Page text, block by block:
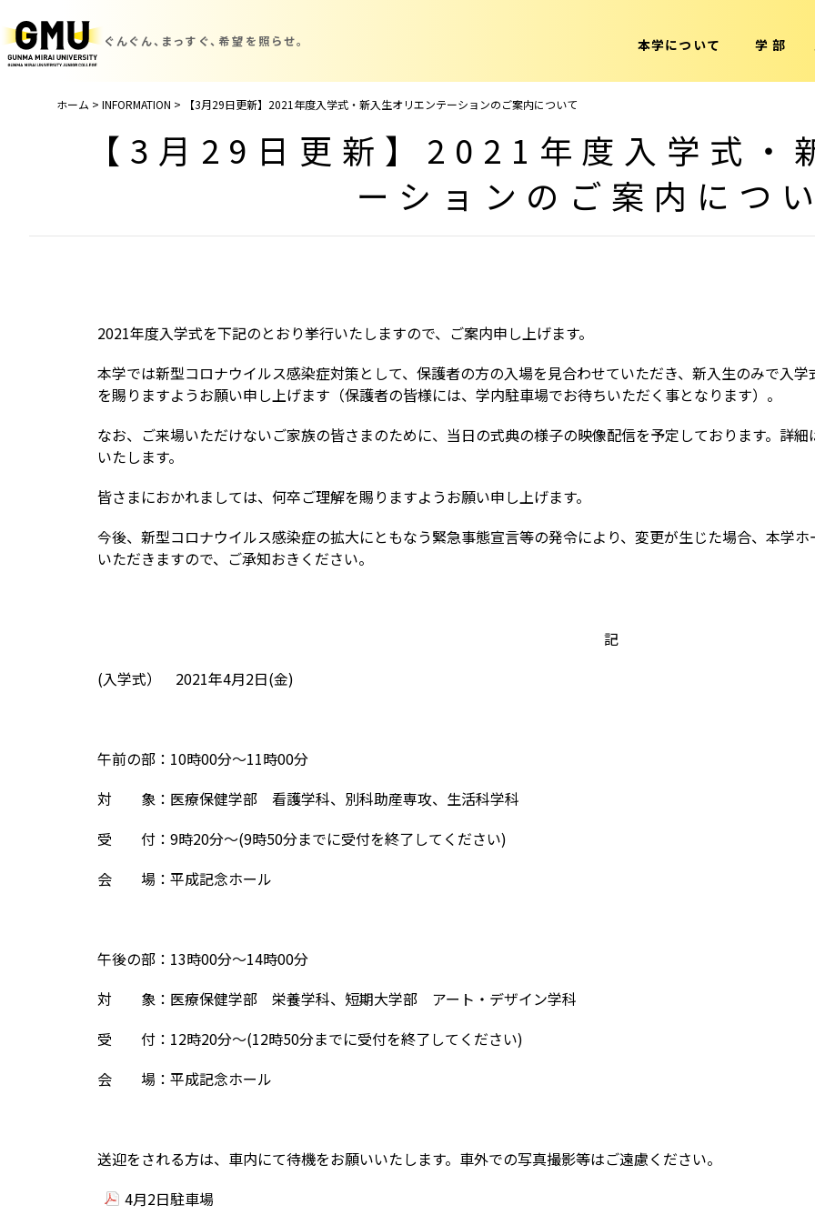
ぐんぐん、まっすぐ、 希望を照らせ。 本学について 学 部
ホーム > INFORMATION > 【3月29日更新】2021年度入学式・新入生オリエンテーションのご案内について
【3月29日更新】2021年度入学式・
ーションのご案内につ
2021年度入学式を下記のとおり挙行いたしますので、ご案内申し上げます。
本学では新型コロナウイルス感染症対策として、保護者の方の入場を見合わせていただき、新入生のみで入
を賜りますようお願い申し上げます（保護者の皆様には、学内駐車場でお待ちいただく事となります）。
なお、ご来場いただけないご家族の皆さまのために、当日の式典の様子の映像配信を予定しております。詳
いたします。
皆さまにおかれましては、何卒ご理解を賜りますようお願い申し上げます。
今後、新型コロナウイルス感染症の拡大にともなう緊急事態宣言等の発令により、変更が生じた場合、本学
いただきますので、ご承知おきください。
記
(入学式） 2021年4月2日(金)
午前の部：10時00分～11時00分
対 象：医療保健学部 看護学科、別科助産専攻、生活科学科
受 付：9時20分～(9時50分までに受付を終了してください)
会 場：平成記念ホール
午後の部：13時00分～14時00分
対 象：医療保健学部 栄養学科、短期大学部 アート・デザイン学科
受 付：12時20分～(12時50分までに受付を終了してください)
会 場：平成記念ホール
送迎をされる方は、車内にて待機をお願いいたします。車外での写真撮影等はご遠慮ください。
4月2日駐車場